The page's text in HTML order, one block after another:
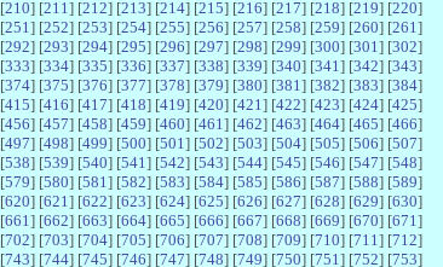
210] [211 ] [212] [213] [214] [215] [216] [217] [218] [219] [220]
251 ] [252] [253] [254] [255] [256] [257] [258] [259] [260] [261 ]
292] [293] [294] [295] [296] [297] [298] [299] [300] [301 ] [302]
333] [334] [335] [336] [337] [338] [339] [340] [341 ] [342] [343]
374] [375] [376] [377] [378] [379] [380] [381 ] [382] [383] [384]
415] [416] [417] [418] [419] [420] [421 ] [422] [423] [424] [425]
456] [457] [458] [459] [460] [461 ] [462] [463] [464] [465] [466]
497] [498] [499] [500] [501 ] [502] [503] [504] [505] [506] [507]
538] [539] [540] [541 ] [542] [543] [544] [545] [546] [547] [548]
579] [580] [581 ] [582] [583] [584] [585] [586] [587] [588] [589]
620] [621 ] [622] [623] [624] [625] [626] [627] [628] [629] [630]
661 ] [662] [663] [664] [665] [666] [667] [668] [669] [670] [671 ]
702] [703] [704] [705] [706] [707] [708] [709] [710] [711 ] [712]
743] [744] [745] [746] [747] [748] [749] [750] [751 ] [752] [753]